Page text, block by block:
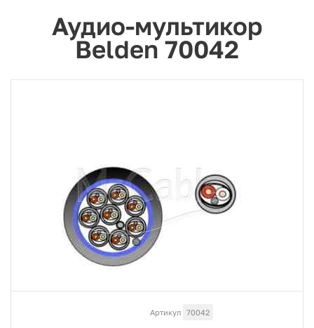
Аудио-мультикор
Belden 70042
Артикул 70042